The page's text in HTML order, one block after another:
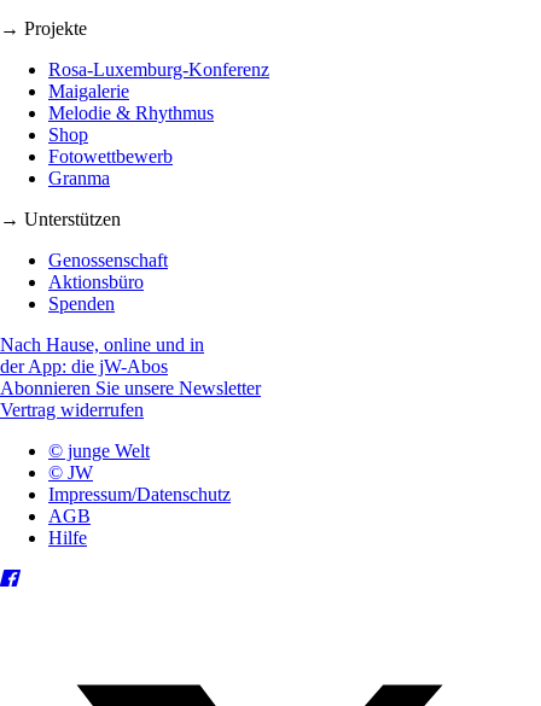
→ Projekte
Rosa-Luxemburg-Konferenz
Maigalerie
Melodie & Rhythmus
Shop
Fotowettbewerb
Granma
→ Unterstützen
Genossenschaft
Aktionsbüro
Spenden
Nach Hause, online und in
der App: die jW-Abos
Abonnieren Sie unsere Newsletter
Vertrag widerrufen
© junge Welt
© JW
Impressum/Datenschutz
AGB
Hilfe